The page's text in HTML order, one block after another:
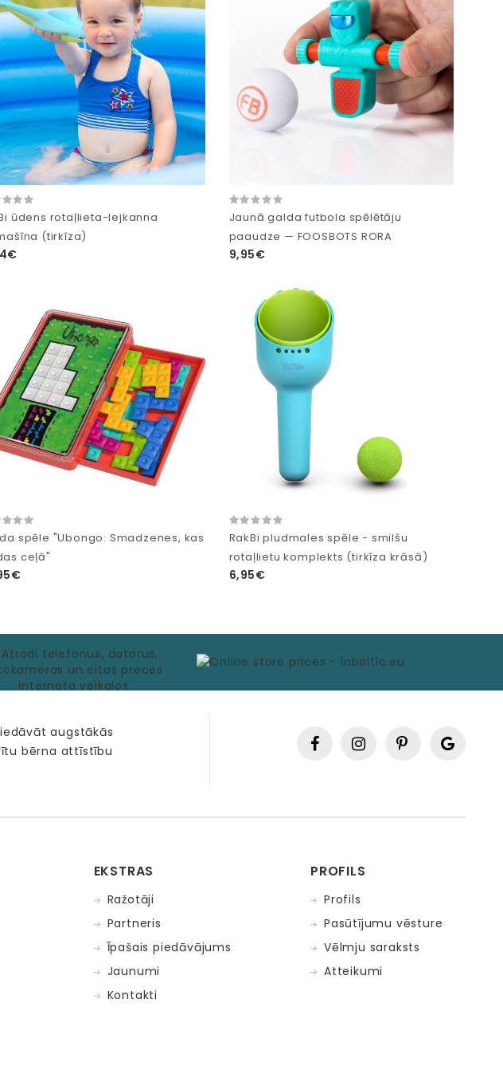
ūdens rotaļlieta-lejkanna
(tirkīza)
Jaunā galda futbola spēlētāju
paaudze — FOOSBOTS RORA
9,95€
spēle "Ubongo: Smadzenes, kas
ceļā"
RakBi pludmales spēle - smilšu
rotaļlietu komplekts (tirkīza krāsā)
6,95€
augstākās
bērna attīstību
EKSTRAS
Ražotāji
Partneris
Īpašais piedāvājums
Jaunumi
Kontakti
PROFILS
Profils
Pasūtījumu vēsture
Vēlmju saraksts
Atteikumi